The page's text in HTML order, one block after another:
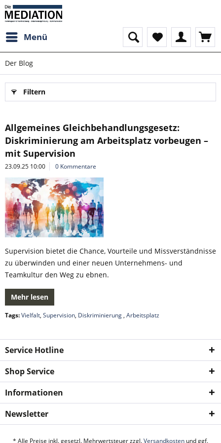
Menü
Der Blog
Filtern
Allgemeines Gleichbehandlungsgesetz:
Diskriminierung am Arbeitsplatz vorbeugen –
mit Supervision
23.09.25 10:00 0 Kommentare
Supervision bietet die Chance, Vourteile und Missverständnisse
zu überwinden und einer neuen Unternehmens- und
Teamkultur den Weg zu ebnen.
Mehr lesen
Tags:Vielfalt, Supervision, Diskriminierung, Arbeitsplatz
Service Hotline
Shop Service
Informationen
Newsletter
* Alle Preise inkl. gesetzl. Mehrwertsteuer zzgl.Versandkosten und ggf.